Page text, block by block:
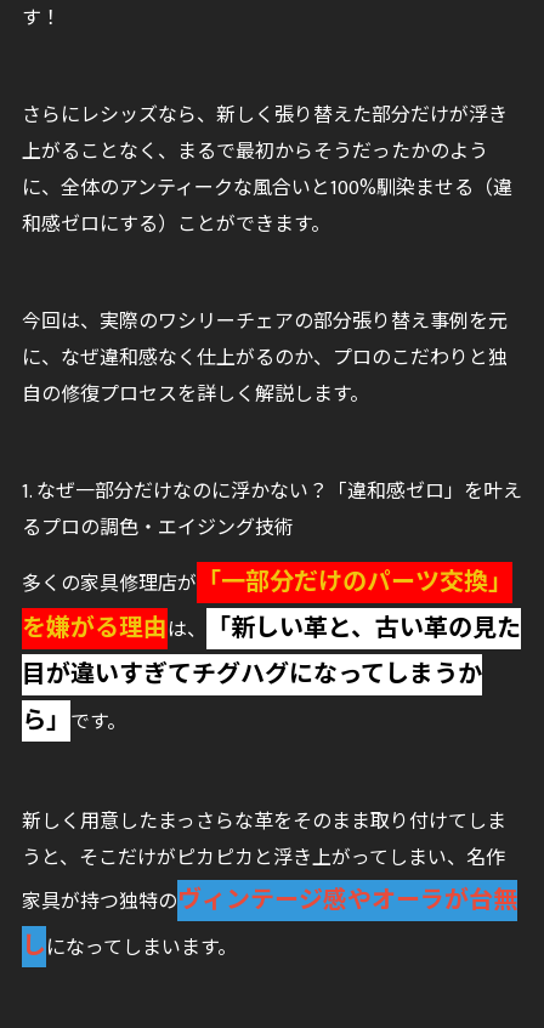
す！
さらにレシッズなら、新しく張り替えた部分だけが浮き
上がることなく、まるで最初からそうだったかのよう
に、全体のアンティークな風合いと100%馴染ませる（違
和感ゼロにする）ことができます。
今回は、実際のワシリーチェアの部分張り替え事例を元
に、なぜ違和感なく仕上がるのか、プロのこだわりと独
自の修復プロセスを詳しく解説します。
1. なぜ一部分だけなのに浮かない？「違和感ゼロ」を叶え
るプロの調色・エイジング技術
多くの家具修理店が 「一部分だけのパーツ交換」
を嫌がる理由は、
「新しい革と、古い革の見た
目が違いすぎてチグハグになってしまうか
ら」 です。
新しく用意したまっさらな革をそのまま取り付けてしま
うと、そこだけがピカピカと浮き上がってしまい、名作
家具が持つ独特のヴィンテージ感やオーラが台無
しになってしまいます。